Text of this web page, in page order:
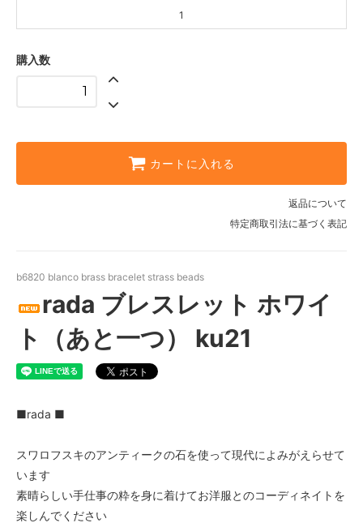
1
購入数
カートに入れる
返品について
特定商取引法に基づく表記
b6820 blanco brass bracelet strass beads
rada ブレスレット ホワイ
ト（あと一つ） ku21
■rada ■
スワロフスキのアンティークの石を使って現代によみがえらせて
います
素晴らしい手仕事の粋を身に着けてお洋服とのコーディネイトを
楽しんでください